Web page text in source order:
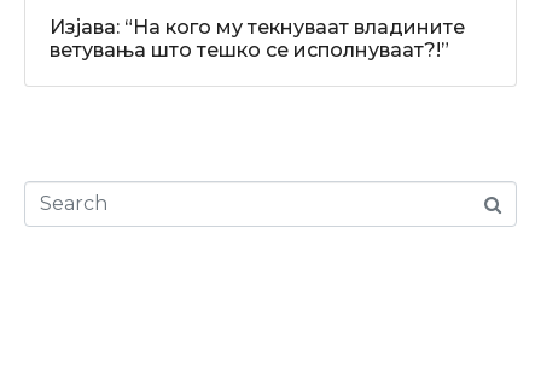
Изјава: “На кого му текнуваат владините
ветувања што тешко се исполнуваат?!”